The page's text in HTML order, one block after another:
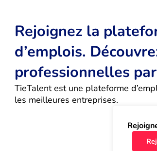
Rejoignez la
d’emplois.
professionnelles
TieTalent est une plateforme
les meilleures entreprises.